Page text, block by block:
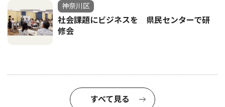
神奈川区
社会課題にビジネスを 県民センターで研
修会
すべて見る